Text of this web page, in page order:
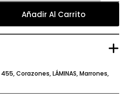
Añadir Al Carrito
455,Corazones,LÁMINAS,Marrones,